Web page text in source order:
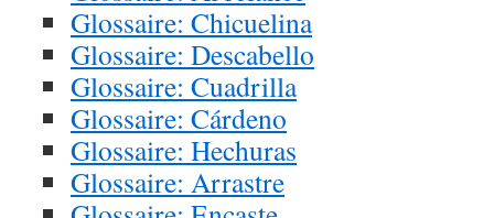
Glossaire: Chicuelina
Glossaire: Descabello
Glossaire: Cuadrilla
Glossaire: Cárdeno
Glossaire: Hechuras
Glossaire: Arrastre